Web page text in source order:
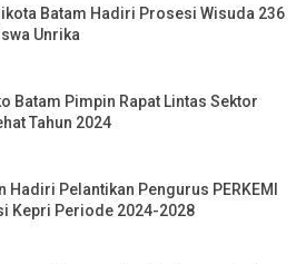
Batam Hadiri Prosesi Wisuda 236
Unrika
Batam Pimpin Rapat Lintas Sektor
Tahun 2024
Hadiri Pelantikan Pengurus PERKEMI
Kepri Periode 2024-2028